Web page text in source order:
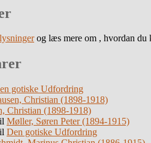
og læs mere om , hvordan du
gotiske Udfordring
Christian (1898-1918)
Christian (1898-1918)
Møller, Søren Peter (1894-1915)
Den gotiske Udfordring